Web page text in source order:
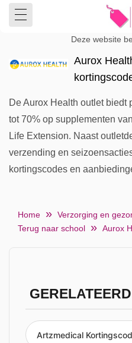
Deze website
Aurox
De Aurox Health outlet biedt
tot 70% op supplementen
Life Extension. Naast
verzending en
kortingscodes en
Home Verzorging en
Terug naar school
Aurox
Artzmedical